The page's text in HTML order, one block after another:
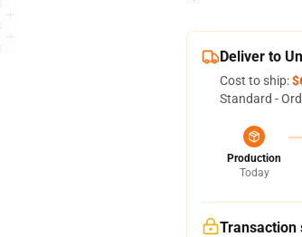
Deliver to
Cost to ship:
Standard -
Production
Today
Transaction